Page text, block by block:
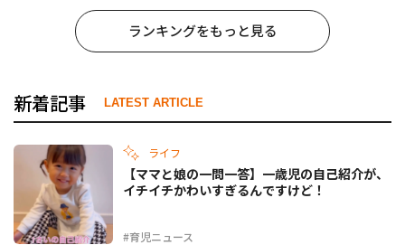
ランキングをもっと見る
新着記事 LATEST ARTICLE
ライフ
#育児ニュース
【ママと娘の一問一答】一歳児の自己紹介が、
イチイチかわいすぎるんですけど！